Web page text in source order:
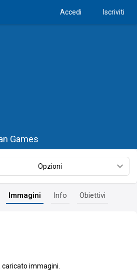
Accedi Iscriviti
Games
Opzioni
Immagini Info Obiettivi
caricato immagini.